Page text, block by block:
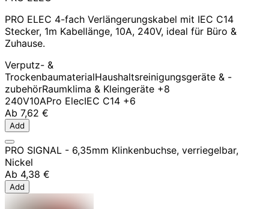
PRO ELEC 4-fach Verlängerungskabel mit IEC C14
Stecker, 1m Kabellänge, 10A, 240V, ideal für Büro &
Zuhause.
Verputz- &
TrockenbaumaterialHaushaltsreinigungsgeräte & -
zubehörRaumklima & Kleingeräte +8
240V10APro ElecIEC C14 +6
Ab 7,62 €
Add
PRO SIGNAL - 6,35mm Klinkenbuchse, verriegelbar,
Nickel
Ab 4,38 €
Add